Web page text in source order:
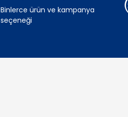
Binlerce ürün ve kampanya
seçeneği